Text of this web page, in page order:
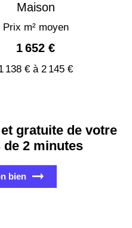
Maison
Prix m² moyen
1 652 €
138 € à 2 145 €
gratuite de votre
de 2 minutes
bien